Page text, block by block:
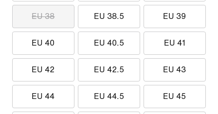
EU 38 EU 38.5 EU 39
EU 40 EU 40.5 EU 41
EU 42 EU 42.5 EU 43
EU 44 EU 44.5 EU 45